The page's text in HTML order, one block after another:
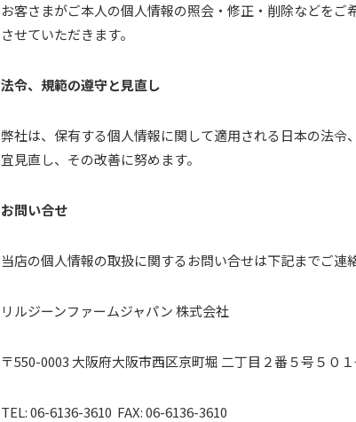
お客さまがご本人の個人情報の照会・修正・削除などを
させていただきます。
法令、規範の遵守と見直し
弊社は、保有する個人情報に関して適用される日本の法
宜見直し、その改善に努めます。
お問い合せ
当店の個人情報の取扱に関するお問い合せは下記までご連
リルジーンファームジャパン 株式会社
〒550-0003 大阪府大阪市西区京町堀 二丁目２番５号５０
TEL: 06-6136-3610 FAX: 06-6136-3610